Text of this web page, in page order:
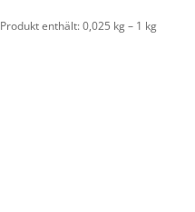
Produkt enthält: 0,025 kg– 1 kg